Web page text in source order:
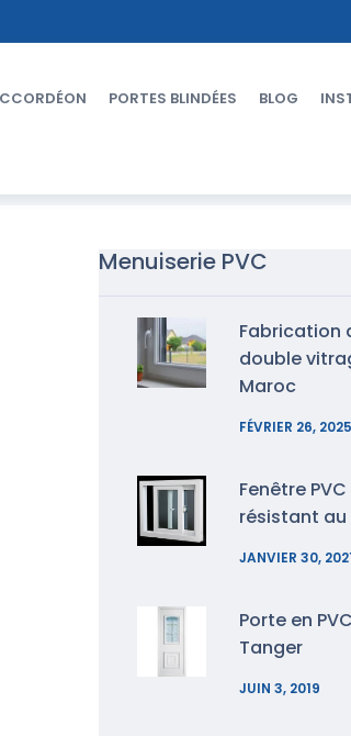
PORTES BLINDÉES BLOG
Menuiserie PVC
Fabrication
double
Maroc
FÉVRIER 26, 2025
Fenêtre PVC
résistant au
JANVIER 30,
Porte en
Tanger
JUIN 3, 2019